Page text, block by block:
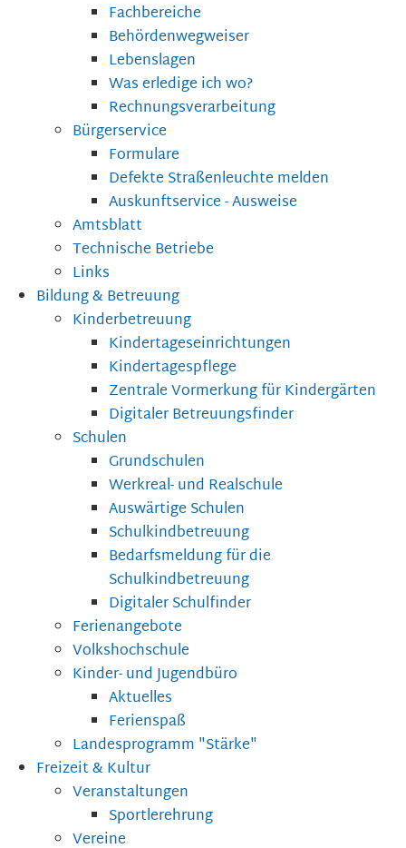
Fachbereiche
Behördenwegweiser
Lebenslagen
Was erledige ich wo?
Rechnungsverarbeitung
Bürgerservice
Formulare
Defekte Straßenleuchte melden
Auskunftservice - Ausweise
Amtsblatt
Technische Betriebe
Links
Bildung & Betreuung
Kinderbetreuung
Kindertageseinrichtungen
Kindertagespflege
Zentrale Vormerkung für Kindergärten
Digitaler Betreuungsfinder
Schulen
Grundschulen
Werkreal- und Realschule
Auswärtige Schulen
Schulkindbetreuung
Bedarfsmeldung für die
Schulkindbetreuung
Digitaler Schulfinder
Ferienangebote
Volkshochschule
Kinder- und Jugendbüro
Aktuelles
Ferienspaß
Landesprogramm "Stärke"
Freizeit & Kultur
Veranstaltungen
Sportlerehrung
Vereine